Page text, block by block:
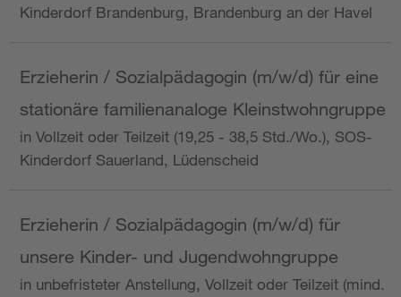
Kinderdorf Brandenburg, Brandenburg an der Havel
Erzieherin / Sozialpädagogin (m/w/d) für eine
stationäre familienanaloge Kleinstwohngruppe
in Vollzeit oder Teilzeit (19,25 - 38,5 Std./Wo.), SOS-
Kinderdorf Sauerland, Lüdenscheid
Erzieherin / Sozialpädagogin (m/w/d) für
unsere Kinder- und Jugendwohngruppe
in unbefristeter Anstellung, Vollzeit oder Teilzeit (mind.